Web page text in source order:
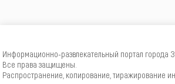
Информационно-развлекательный портал города
Все права защищены.
Распространение, копирование, тиражирование